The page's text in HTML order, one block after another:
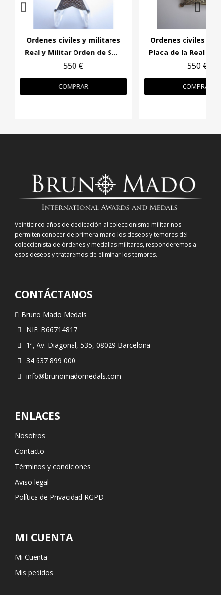
Ordenes civiles y militares
Real y Militar Orden de San Fernando
550 €
COMPRAR
Ordenes civiles y
550 €
COMPRAR
Veinticinco años de dedicación al coleccionismo militar nos
permiten conocer de primera mano los deseos y temores del
coleccionista de órdenes y medallas militares, responderemos a
esos deseos y trataremos de eliminar los temores.
CONTÁCTANOS
Bruno Mado Medals
NIF: B66714817
1ª, Av. Diagonal, 535, 08029 Barcelona
34 637 899 000
info@brunomadomedals.com
ENLACES
Nosotros
Contacto
Términos y condiciones
Aviso legal
Política de Privacidad RGPD
MI CUENTA
Mi Cuenta
Mis pedidos